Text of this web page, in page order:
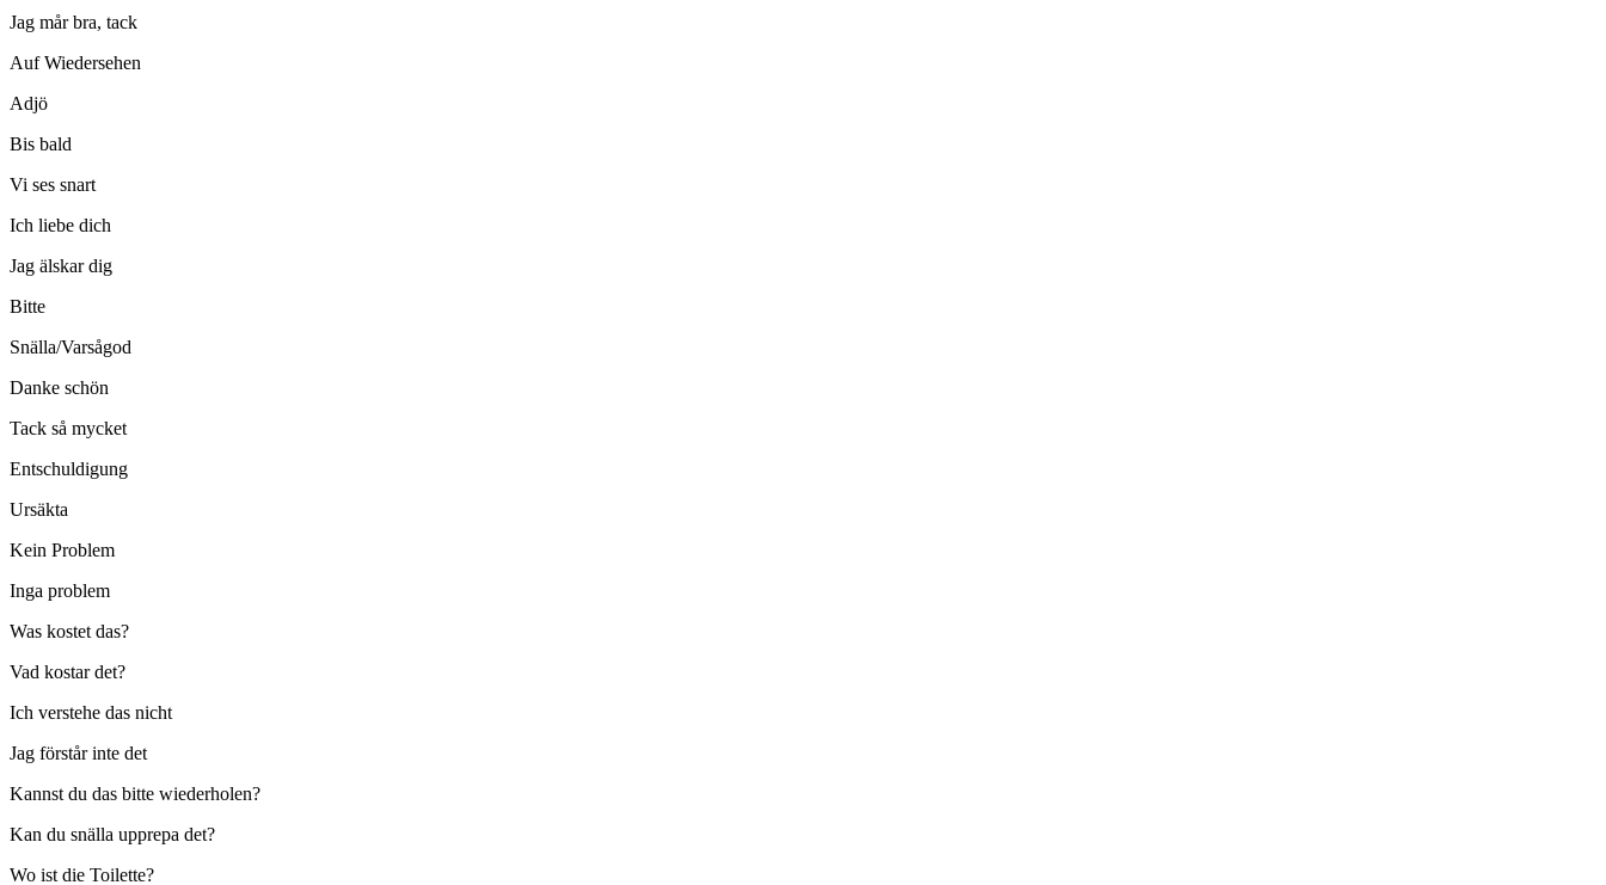
Jag mår bra, tack
Auf Wiedersehen
Adjö
Bis bald
Vi ses snart
Ich liebe dich
Jag älskar dig
Bitte
Snälla/Varsågod
Danke schön
Tack så mycket
Entschuldigung
Ursäkta
Kein Problem
Inga problem
Was kostet das?
Vad kostar det?
Ich verstehe das nicht
Jag förstår inte det
Kannst du das bitte wiederholen?
Kan du snälla upprepa det?
Wo ist die Toilette?